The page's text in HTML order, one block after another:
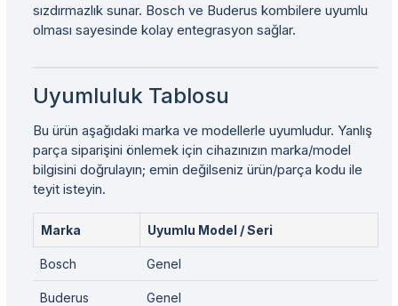
sızdırmazlık sunar. Bosch ve Buderus kombilere uyumlu
olması sayesinde kolay entegrasyon sağlar.
Uyumluluk Tablosu
Bu ürün aşağıdaki marka ve modellerle uyumludur. Yanlış
parça siparişini önlemek için cihazınızın marka/model
bilgisini doğrulayın; emin değilseniz ürün/parça kodu ile
teyit isteyin.
Marka Uyumlu Model / Seri
Bosch Genel
Buderus Genel